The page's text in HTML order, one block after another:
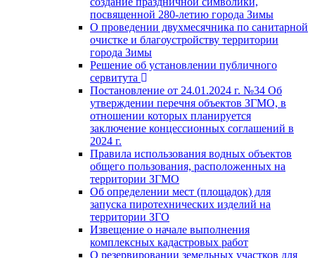
посвященной 280-летию города Зимы
О проведении двухмесячника по санитарной
очистке и благоустройству территории
города Зимы
Решение об установлении публичного
сервитута
Постановление от 24.01.2024 г. №34 Об
утверждении перечня объектов ЗГМО, в
отношении которых планируется
заключение концессионных соглашений в
2024 г.
Правила использования водных объектов
общего пользования, расположенных на
территории ЗГМО
Об определении мест (площадок) для
запуска пиротехнических изделий на
территории ЗГО
Извещение о начале выполнения
комплексных кадастровых работ
О резервировании земельных участков для